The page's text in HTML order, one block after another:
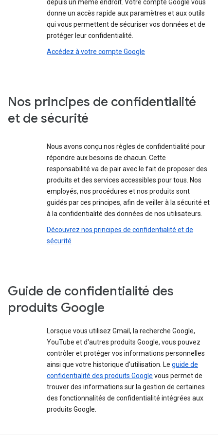
depuis un même endroit. Votre compte Google vous
donne un accès rapide aux paramètres et aux outils
qui vous permettent de sécuriser vos données et de
protéger leur confidentialité.
Accédez à votre compte Google
Nos principes de confidentialité
et de sécurité
Nous avons conçu nos règles de confidentialité pour
répondre aux besoins de chacun. Cette
responsabilité va de pair avec le fait de proposer des
produits et des services accessibles pour tous. Nos
employés, nos procédures et nos produits sont
guidés par ces principes, afin de veiller à la sécurité et
à la confidentialité des données de nos utilisateurs.
Découvrez nos principes de confidentialité et de
sécurité
Guide de confidentialité des
produits Google
Lorsque vous utilisez Gmail, la recherche Google,
YouTube et d'autres produits Google, vous pouvez
contrôler et protéger vos informations personnelles
ainsi que votre historique d'utilisation. Le guide de
confidentialité des produits Google vous permet de
trouver des informations sur la gestion de certaines
des fonctionnalités de confidentialité intégrées aux
produits Google.